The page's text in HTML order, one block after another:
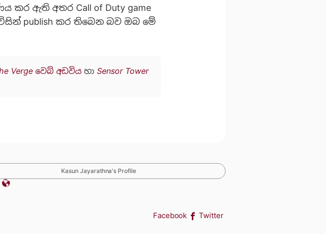
කර ඇති අතර Call of Duty game
publish කර තිබෙන බව ඔබ මේ
Verge වෙබ් අඩවිය හා Sensor Tower
Kasun Jayarathna's Profile
Facebook Twitter